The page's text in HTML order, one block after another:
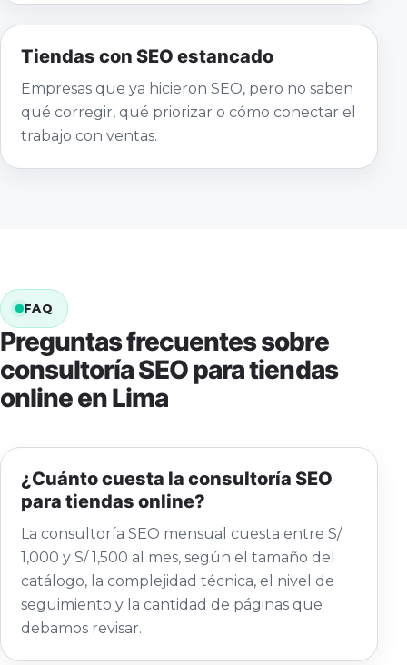
Tiendas con SEO estancado
Empresas que ya hicieron SEO, pero no saben
qué corregir, qué priorizar o cómo conectar el
trabajo con ventas.
FAQ
Preguntas frecuentes sobre
consultoría SEO para tiendas
online en Lima
¿Cuánto cuesta la consultoría SEO
para tiendas online?
La consultoría SEO mensual cuesta entre S/
1,000 y S/ 1,500 al mes, según el tamaño del
catálogo, la complejidad técnica, el nivel de
seguimiento y la cantidad de páginas que
debamos revisar.